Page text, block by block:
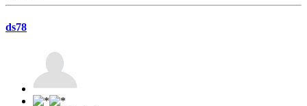
ds78